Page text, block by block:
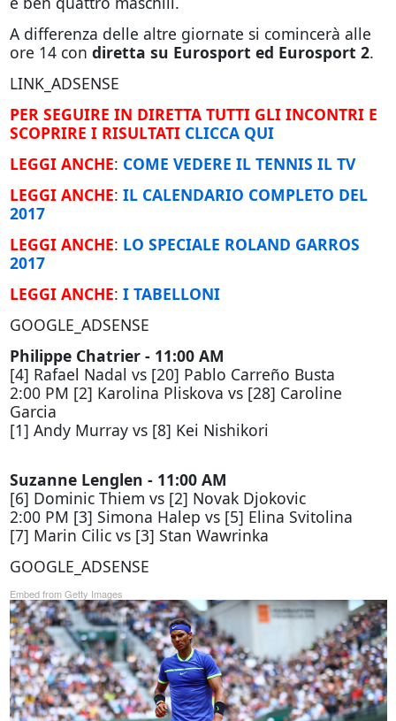
A differenza delle altre giornate si comincerà alle
ore 14 con diretta su Eurosport ed Eurosport 2.
LINK_ADSENSE
PER SEGUIRE IN DIRETTA TUTTI GLI INCONTRI E
SCOPRIRE I RISULTATI CLICCA QUI
LEGGI ANCHE: COME VEDERE IL TENNIS IL TV
LEGGI ANCHE: IL CALENDARIO COMPLETO DEL
2017
LEGGI ANCHE: LO SPECIALE ROLAND GARROS
2017
LEGGI ANCHE: I TABELLONI
GOOGLE_ADSENSE
Philippe Chatrier - 11:00 AM
[4] Rafael Nadal vs [20] Pablo Carreño Busta
2:00 PM [2] Karolina Pliskova vs [28] Caroline
Garcia
[1] Andy Murray vs [8] Kei Nishikori
Suzanne Lenglen - 11:00 AM
[6] Dominic Thiem vs [2] Novak Djokovic
2:00 PM [3] Simona Halep vs [5] Elina Svitolina
[7] Marin Cilic vs [3] Stan Wawrinka
GOOGLE_ADSENSE
Embed from Getty Images